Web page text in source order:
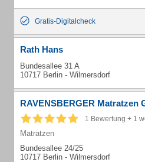
Gratis-Digitalcheck
Rath Hans
Bundesallee 31 A
10717 Berlin - Wilmersdorf
RAVENSBERGER Matratzen
1 Bewertung + 1
Matratzen
Bundesallee 24/25
10717 Berlin - Wilmersdorf